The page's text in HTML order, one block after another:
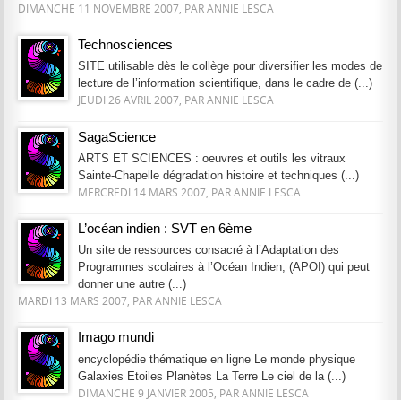
DIMANCHE 11 NOVEMBRE 2007, PAR ANNIE LESCA
Technosciences
SITE utilisable dès le collège pour diversifier les modes de
lecture de l’information scientifique, dans le cadre de (...)
JEUDI 26 AVRIL 2007, PAR ANNIE LESCA
SagaScience
ARTS ET SCIENCES : oeuvres et outils les vitraux
Sainte-Chapelle dégradation histoire et techniques (...)
MERCREDI 14 MARS 2007, PAR ANNIE LESCA
L’océan indien : SVT en 6ème
Un site de ressources consacré à l’Adaptation des
Programmes scolaires à l’Océan Indien, (APOI) qui peut
donner une autre (...)
MARDI 13 MARS 2007, PAR ANNIE LESCA
Imago mundi
encyclopédie thématique en ligne Le monde physique
Galaxies Etoiles Planètes La Terre Le ciel de la (...)
DIMANCHE 9 JANVIER 2005, PAR ANNIE LESCA